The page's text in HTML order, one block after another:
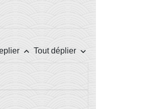
keyboard_arrow_up Tout déplier keyboard_arrow_down